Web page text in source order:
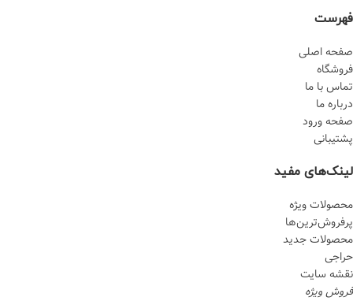
فهرست
صفحه اصلی
فروشگاه
تماس با ما
درباره ما
صفحه ورود
پشتیبانی
لینک‌های مفید
محصولات ویژه
پرفروش‌‌ترین‌ها
محصولات جدید
حراجی
نقشه سایت
فروش ویژه